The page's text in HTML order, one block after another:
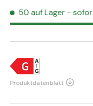
50 auf Lager -